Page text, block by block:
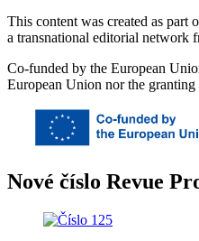
This content was created as
a transnational editorial network
Co-funded by the European
European Union nor the
Nové číslo Revue